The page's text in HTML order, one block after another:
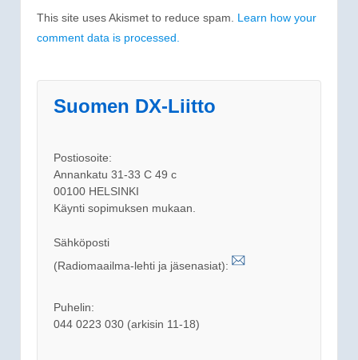
This site uses Akismet to reduce spam. Learn how your
comment data is processed.
Suomen DX-Liitto
Postiosoite:
Annankatu 31-33 C 49 c
00100 HELSINKI
Käynti sopimuksen mukaan.
Sähköposti
(Radiomaailma-lehti ja jäsenasiat):
Puhelin:
044 0223 030 (arkisin 11-18)